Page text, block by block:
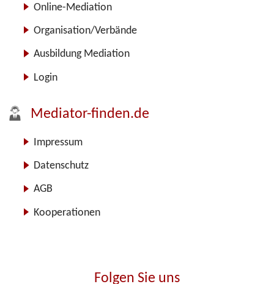
Online-Mediation
Organisation/Verbände
Ausbildung Mediation
Login
Mediator-finden.de
Impressum
Datenschutz
AGB
Kooperationen
Folgen Sie uns